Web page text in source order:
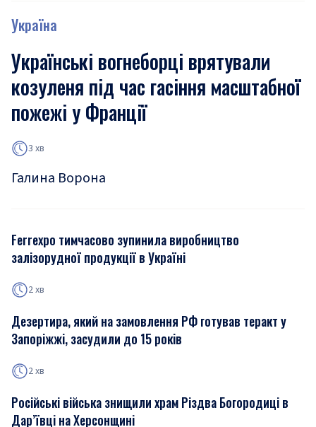
Україна
Українські вогнеборці врятували
козуленя під час гасіння масштабної
пожежі у Франції
3 хв
Галина Ворона
Ferrexpo тимчасово зупинила виробництво
залізорудної продукції в Україні
2 хв
Дезертира, який на замовлення РФ готував теракт у
Запоріжжі, засудили до 15 років
2 хв
Російські війська знищили храм Різдва Богородиці в
Дар’ївці на Херсонщині